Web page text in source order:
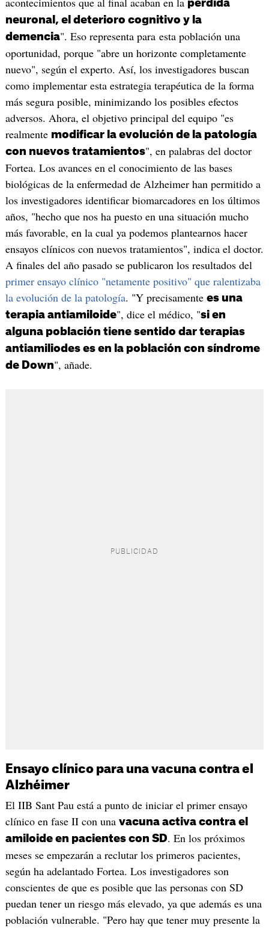
pérdida
neuronal, el deterioro cognitivo y la
demencia". Eso representa para esta población una
oportunidad, porque "abre un horizonte completamente
nuevo", según el experto. Así, los investigadores buscan
como implementar esta estrategia terapéutica de la forma
más segura posible, minimizando los posibles efectos
adversos. Ahora, el objetivo principal del equipo "es
realmente modificar la evolución de la patología
con nuevos tratamientos", en palabras del doctor
Fortea. Los avances en el conocimiento de las bases
biológicas de la enfermedad de Alzheimer han permitido a
los investigadores identificar biomarcadores en los últimos
años, "hecho que nos ha puesto en una situación mucho
más favorable, en la cual ya podemos plantearnos hacer
ensayos clínicos con nuevos tratamientos", indica el doctor.
A finales del año pasado se publicaron los resultados del
primer ensayo clínico "netamente positivo" que ralentizaba
la evolución de la patología. "Y precisamente es una
terapia antiamiloide", dice el médico, "si en
alguna población tiene sentido dar terapias
antiamiliodes es en la población con síndrome
de Down", añade.
Ensayo clínico para una vacuna contra el
Alzhéimer
El IIB Sant Pau está a punto de iniciar el primer ensayo
clínico en fase II con una vacuna activa contra el
amiloide en pacientes con SD. En los próximos
meses se empezarán a reclutar los primeros pacientes,
según ha adelantado Fortea. Los investigadores son
conscientes de que es posible que las personas con SD
puedan tener un riesgo más elevado, ya que además es una
población vulnerable. "Pero hay que tener muy presente la